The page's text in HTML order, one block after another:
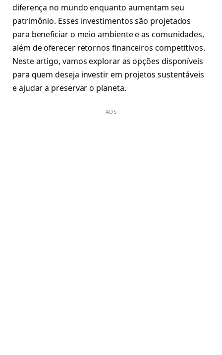
diferença no mundo enquanto aumentam seu
patrimônio. Esses investimentos são projetados
para beneficiar o meio ambiente e as comunidades,
além de oferecer retornos financeiros competitivos.
Neste artigo, vamos explorar as opções disponíveis
para quem deseja investir em projetos sustentáveis
e ajudar a preservar o planeta.
ADS